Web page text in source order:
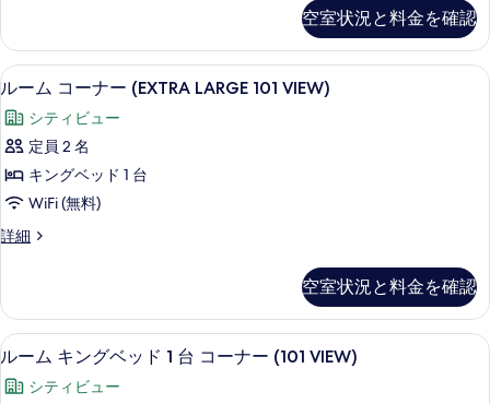
す
る
の
写
真
を
表
示
る
の
詳
細
空室状況と料金を確認
ル
ー
ム
コ
ー
ー
LARGE
101
VIEW)
の
ルーム コーナー (EXTRA LARGE
8
ルーム コーナー (EXTRA LARGE 101 VIEW)
シティビュー
定員 2 名
キングベッド 1 台
WiFi (無料)
詳細
ル
ー
ナ
ー
LARGE
空室状況と料金を確認
ル
ー
ルーム キングベッド 1 台 コーナー
7
ルーム キングベッド 1 台 コーナー (101 VIEW)
シティビュー